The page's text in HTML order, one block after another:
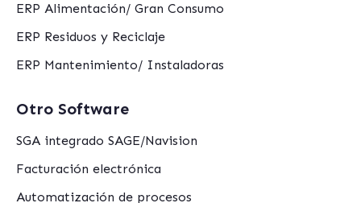
ERP Alimentación/ Gran Consumo
ERP Residuos y Reciclaje
ERP Mantenimiento/ Instaladoras
Otro Software
SGA integrado SAGE/Navision
Facturación electrónica
Automatización de procesos